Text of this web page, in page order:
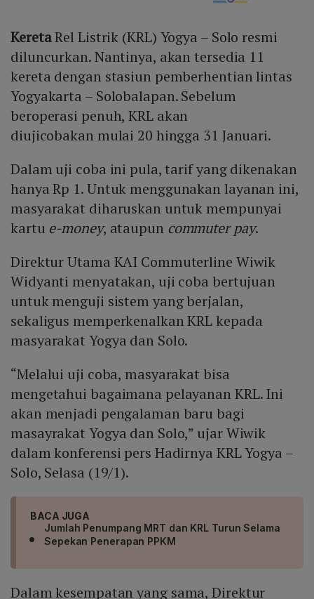
KeretaRel Listrik (KRL) Yogya – Solo resmi
diluncurkan. Nantinya, akan tersedia 11
kereta dengan stasiun pemberhentian lintas
Yogyakarta – Solobalapan. Sebelum
beroperasi penuh, KRL akan
diujicobakan mulai 20 hingga 31 Januari.
Dalam uji coba ini pula, tarif yang dikenakan
hanya Rp 1. Untuk menggunakan layanan ini,
masyarakat diharuskan untuk mempunyai
kartu e-money, ataupun commuter pay.
Direktur Utama KAI Commuterline Wiwik
Widyanti menyatakan, uji coba bertujuan
untuk menguji sistem yang berjalan,
sekaligus memperkenalkan KRL kepada
masyarakat Yogya dan Solo.
“Melalui uji coba, masyarakat bisa
mengetahui bagaimana pelayanan KRL. Ini
akan menjadi pengalaman baru bagi
masayrakat Yogya dan Solo,” ujar Wiwik
dalam konferensi pers Hadirnya KRL Yogya –
Solo, Selasa (19/1).
BACA JUGA
Jumlah Penumpang MRT dan KRL Turun Selama
Sepekan Penerapan PPKM
Dalam kesempatan yang sama, Direktur